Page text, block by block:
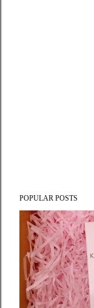
POPULAR POSTS